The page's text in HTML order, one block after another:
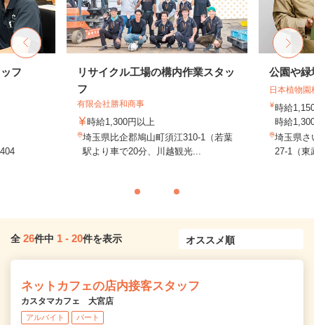
フ
リサイクル工場の構内作業スタッ
フ
有限会社勝和商事
時給1,300円以上
埼玉県比企郡鳩山町須江310-1（若葉
駅より車で20分、川越観光...
公園や緑
日本植物園
時給
時給
埼玉県さ
27-1（
全 26件中 1 - 20件を表示
ネットカフェの店内接客スタッフ
カスタマカフェ 大宮店
アルバイト パート